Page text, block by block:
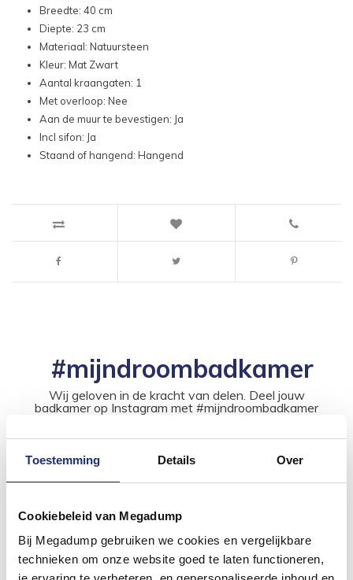
Toestemming Details Over
Cookiebeleid van Megadump
Bij Megadump gebruiken we cookies en vergelijkbare
technieken om onze website goed te laten functioneren,
Breedte: 40 cm
Diepte: 23 cm
Materiaal: Natuursteen
Kleur: Mat Zwart
Aantal kraangaten: 1
Met overloop: Nee
Aan de muur te bevestigen: Ja
Incl sifon: Ja
Staand of hangend: Hangend
#mijndroombadkamer
Wij geloven in de kracht van delen. Deel jouw
badkamer op Instagram met #mijndroombadkamer